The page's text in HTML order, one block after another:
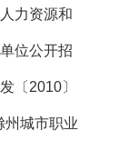
力资源和
位公开招
〔2010〕
州城市职业